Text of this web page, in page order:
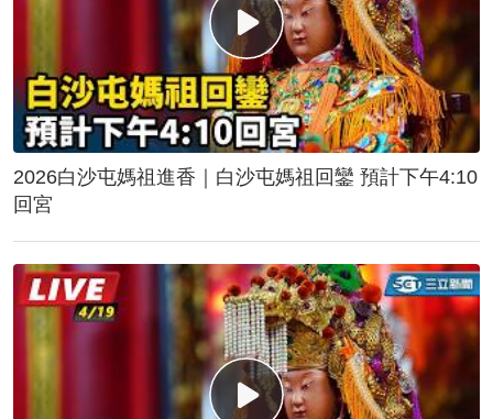
2026白沙屯媽祖進香｜白沙屯媽祖回鑾 預計下午4:10
回宮